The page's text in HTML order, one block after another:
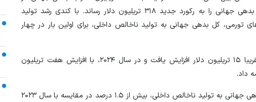
سال ۲۰۲۴ اضافه شد و میزان بدهی جهانی را به رکورد جدید ۳۱۸ تریلیون دلار رساند. با کندی رشد تولید
تورمی، کل بدهی جهانی به تولید ناخالص داخلی، برای اولین بار در چهار
بدهی جهانی در سال ۲۰۲۳، تقریبا ۱۵ تریلیون دلار افزایش یافت و در سال ۲۰۲۴، با افزایش هفت تریلیون
داد.
این گزارش نشان داد، نسبت بدهی جهانی به تولید ناخالص داخلی، بیش از ۱.۵ درصد در مقایسه با سال ۲۰۲۳